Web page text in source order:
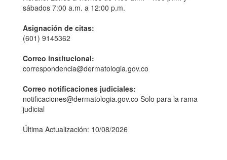
sábados 7:00 a.m. a 12:00 p.m.
Asignación de citas:
(601) 9145362
Correo institucional:
correspondencia@dermatologia.gov.co
Correo notificaciones judiciales:
notificaciones@dermatologia.gov.co Solo para la rama
judicial
Última Actualización: 10/08/2026